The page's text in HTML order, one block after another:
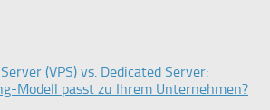
(VPS) vs. Dedicated Server:
Modell passt zu Ihrem Unternehmen?